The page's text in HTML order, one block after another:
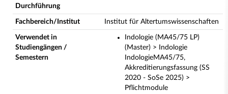
Durchführung
Fachbereich/Institut Institut für Altertumswissenschaften
Verwendet in
Studiengängen /
Semestern
Indologie (MA45/75 LP)
(Master) > Indologie
IndologieMA45/75,
Akkreditierungsfassung (SS
2020 - SoSe 2025) >
Pflichtmodule